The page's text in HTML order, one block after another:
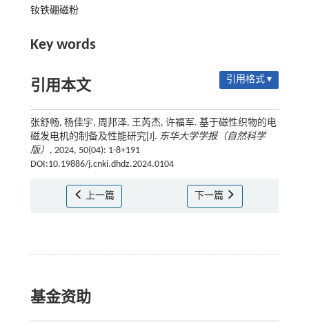
钕铁硼磁粉
Key words
引用本文 引用格式 ▾
张舒畅, 杨佳宇, 周邦泽, 王芮杰, 许福军. 基于磁性织物的电
磁发电机的制备及性能研究[J]. 东华大学学报（自然科学
版） , 2024, 50(04): 1-8+191
DOI:10.19886/j.cnki.dhdz.2024.0104
上一篇 下一篇
基金资助